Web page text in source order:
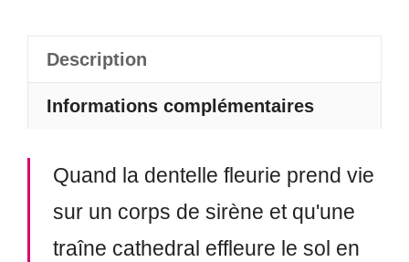
Description
Informations complémentaires
Quand la dentelle fleurie prend vie
sur un corps de sirène et qu'une
traîne cathedral effleure le sol en